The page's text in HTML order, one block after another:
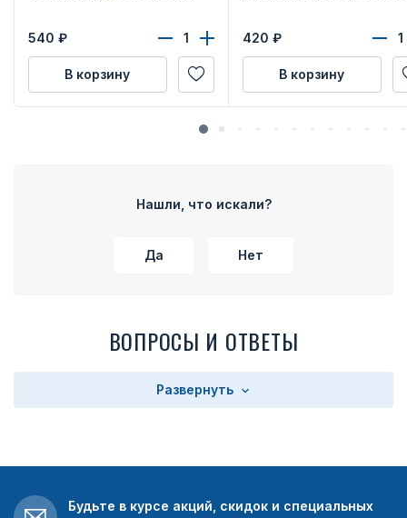
540 ₽
В корзину
420 ₽
В корзину
Нашли, что искали?
Да Нет
ВОПРОСЫ И ОТВЕТЫ
Развернуть
Будьте в курсе акций, скидок и специальных